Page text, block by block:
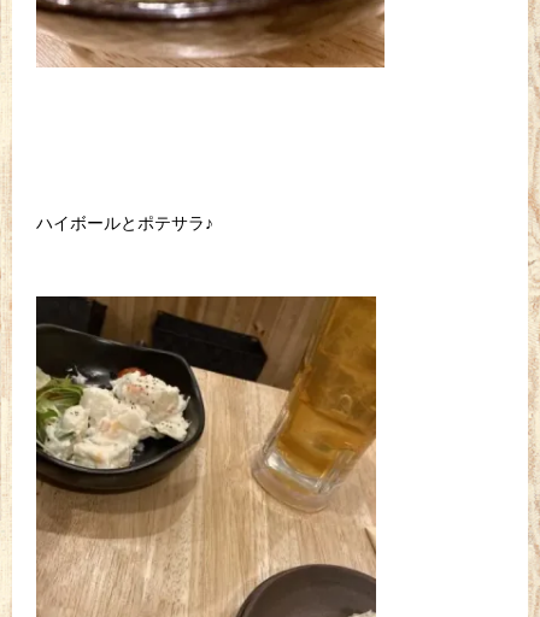
ハイボールとポテサラ♪